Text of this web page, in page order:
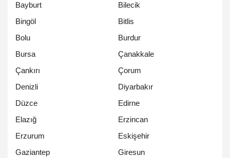
Bayburt
Bilecik
Bingöl
Bitlis
Bolu
Burdur
Bursa
Çanakkale
Çankırı
Çorum
Denizli
Diyarbakır
Düzce
Edirne
Elazığ
Erzincan
Erzurum
Eskişehir
Gaziantep
Giresun